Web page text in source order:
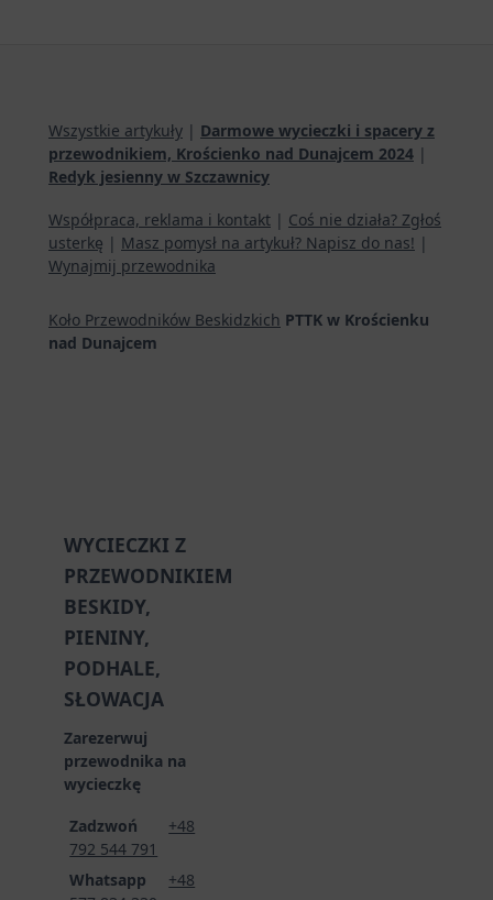
Wszystkie artykuły | Darmowe wycieczki i spacery z
przewodnikiem, Krościenko nad Dunajcem 2024 |
Redyk jesienny w Szczawnicy
Współpraca, reklama i kontakt | Coś nie działa? Zgłoś
usterkę | Masz pomysł na artykuł? Napisz do nas! |
Wynajmij przewodnika
Koło Przewodników Beskidzkich PTTK w Krościenku
nad Dunajcem
WYCIECZKI Z
PRZEWODNIKIEM
BESKIDY,
PIENINY,
PODHALE,
SŁOWACJA
Zarezerwuj
przewodnika na
wycieczkę
Zadzwoń +48
792 544 791
Whatsapp +48